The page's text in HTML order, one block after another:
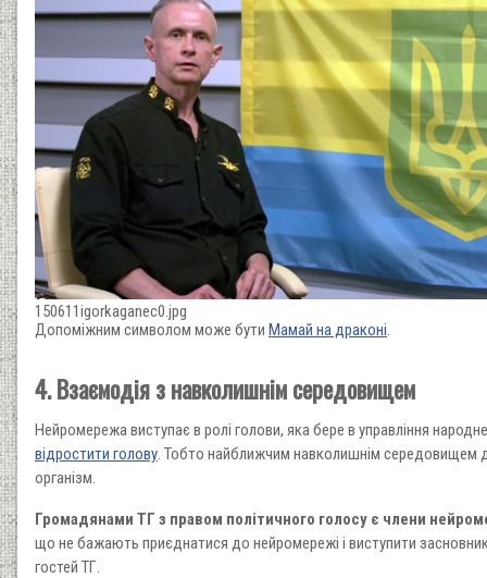
150611igorkaganec0.jpg
Допоміжним символом може бути Мамай на драконі.
4. Взаємодія з навколишнім середовищем
Нейромережа виступає в ролі голови, яка бере в управління
відростити голову. Тобто найближчим навколишнім середовищем
організм.
Громадянами ТГ з правом політичного голосу є члени
що не бажають приєднатися до нейромережі і виступити
гостей ТГ.